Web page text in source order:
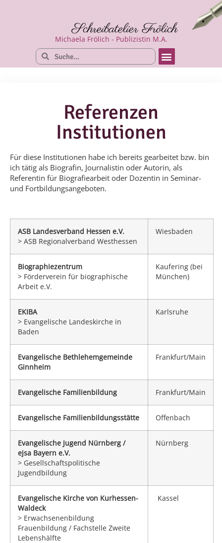
Schreibatelier Frölich
Michaela Frölich - Publizistin M.A.
Referenzen
Institutionen
Für diese Institutionen habe ich bereits gearbeitet bzw. bin
ich tätig als Biografin, Journalistin oder Autorin, als
Referentin für Biografiearbeit oder Dozentin in Seminar-
und Fortbildungsangeboten.
ASB Landesverband Hessen e.V.
> ASB Regionalverband Westhessen
Wiesbaden
Biographiezentrum
> Förderverein für biographische
Arbeit e.V.
Kaufering (bei
München)
EKIBA
> Evangelische Landeskirche in
Baden
Karlsruhe
Evangelische Bethlehemgemeinde
Ginnheim
Frankfurt/Main
Evangelische Familienbildung Frankfurt/Main
Evangelische Familienbildungsstätte Offenbach
Evangelische Jugend Nürnberg /
ejsa Bayern e.V.
> Gesellschaftspolitische
Jugendbildung
Nürnberg
Evangelische Kirche von Kurhessen-
Waldeck
> Erwachsenenbildung
Frauenbildung / Fachstelle Zweite
Lebenshälfte
Kassel